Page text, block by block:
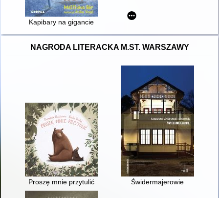
Kapibary na gigancie
NAGRODA LITERACKA M.ST. WARSZAWY
Proszę mnie przytulić Świdermajerowie